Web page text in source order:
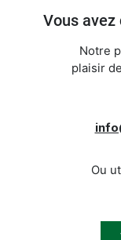
Vous avez
Notre
plaisir
Ou